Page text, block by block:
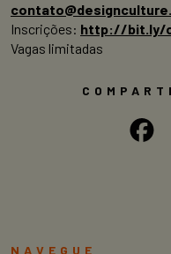
Inscrições: http://bit.ly/
Vagas limitadas
NAVEGUE